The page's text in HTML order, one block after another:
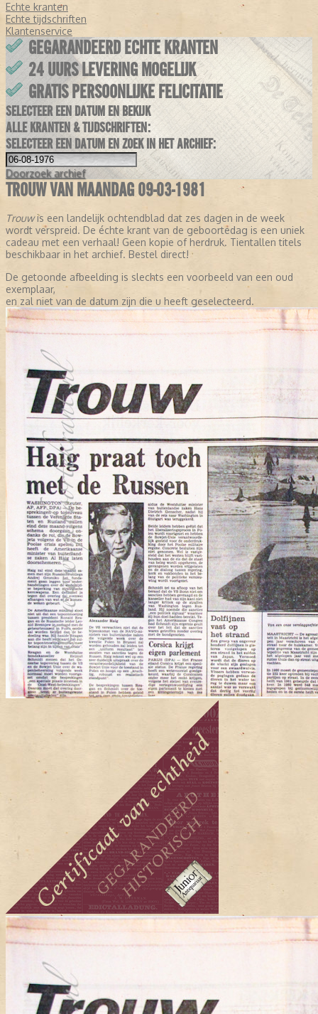
Echte kranten
Echte tijdschriften
Klantenservice
GEGARANDEERD ECHTE KRANTEN
24 UURS LEVERING MOGELIJK
GRATIS PERSOONLIJKE FELICITATIE
SELECTEER EEN DATUM EN BEKIJK
ALLE KRANTEN & TIJDSCHRIFTEN:
SELECTEER EEN DATUM EN ZOEK IN HET ARCHIEF:
Doorzoek archief
TROUW VAN MAANDAG 09-03-1981
Trouwis een landelijk ochtendblad dat zes dagen in de week
wordt verspreid. De échte krant van de geboortedag is een uniek
cadeau met een verhaal! Geen kopie of herdruk. Tientallen titels
beschikbaar in het archief. Bestel direct!
De getoonde afbeelding is slechts een voorbeeld van een oud
exemplaar,
en zal niet van de datum zijn die u heeft geselecteerd.